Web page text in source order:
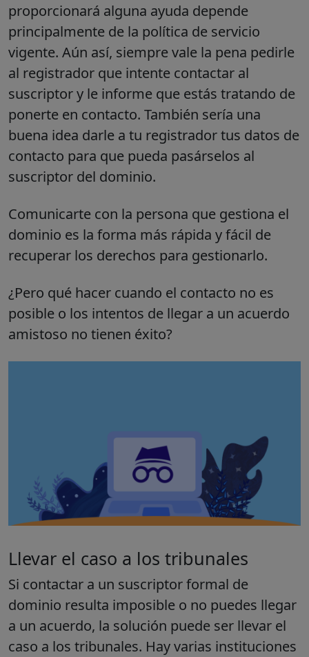
proporcionará alguna ayuda depende
principalmente de la política de servicio
vigente. Aún así, siempre vale la pena pedirle
al registrador que intente contactar al
suscriptor y le informe que estás tratando de
ponerte en contacto. También sería una
buena idea darle a tu registrador tus datos de
contacto para que pueda pasárselos al
suscriptor del dominio.
Comunicarte con la persona que gestiona el
dominio es la forma más rápida y fácil de
recuperar los derechos para gestionarlo.
¿Pero qué hacer cuando el contacto no es
posible o los intentos de llegar a un acuerdo
amistoso no tienen éxito?
Llevar el caso a los tribunales
Si contactar a un suscriptor formal de
dominio resulta imposible o no puedes llegar
a un acuerdo, la solución puede ser llevar el
caso a los tribunales. Hay varias instituciones